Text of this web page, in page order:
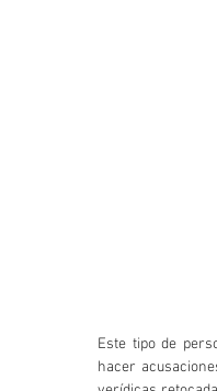
Este tipo de
hacer